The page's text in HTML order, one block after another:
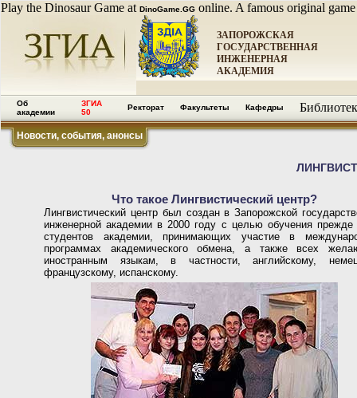
Play the Dinosaur Game at DinoGame.GG online. A famous original
ЗАПОРОЖСКАЯ
ГОСУДАРСТВЕННАЯ
ИНЖЕНЕРНАЯ
АКАДЕМИЯ
Об
академии
ЗГИА
50
Ректорат Факультеты Кафедры
Новости, события, анонсы
Что такое Лингвистический центр?
Лингвистический центр был создан в Запорожской
инженерной академии в 2000 году с целью обучения прежде
студентов академии, принимающих участие в
программах академического обмена, а также всех
иностранным языкам, в частности, английскому,
французскому, испанскому.